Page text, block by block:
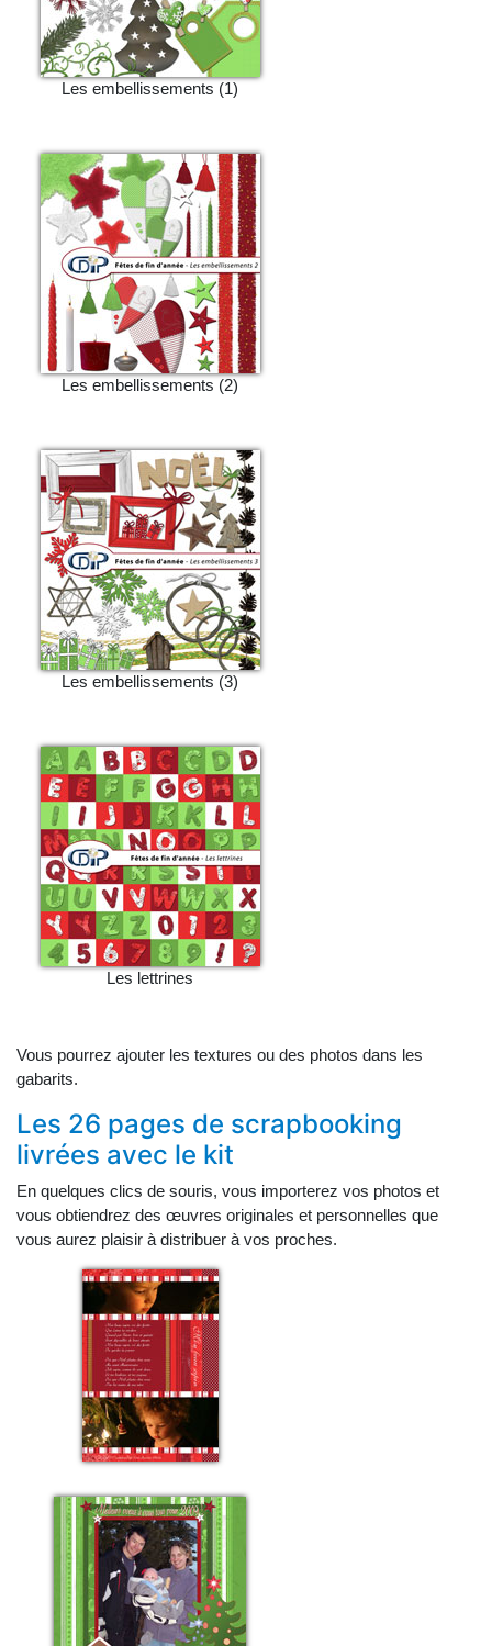
Les embellissements (1)
Les embellissements (2)
Les embellissements (3)
Les lettrines
Vous pourrez ajouter les textures ou des photos dans les
gabarits.
Les 26 pages de scrapbooking
livrées avec le kit
En quelques clics de souris, vous importerez vos photos et
vous obtiendrez des œuvres originales et personnelles que
vous aurez plaisir à distribuer à vos proches.